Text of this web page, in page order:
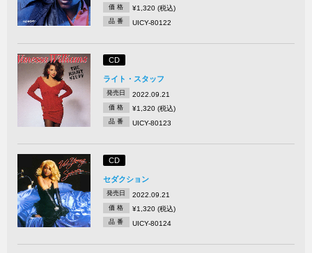
価 格 ¥1,320 (税込)
品 番 UICY-80122
CD
ライト・スタッフ
発売日 2022.09.21
価 格 ¥1,320 (税込)
品 番 UICY-80123
CD
セダクション
発売日 2022.09.21
価 格 ¥1,320 (税込)
品 番 UICY-80124